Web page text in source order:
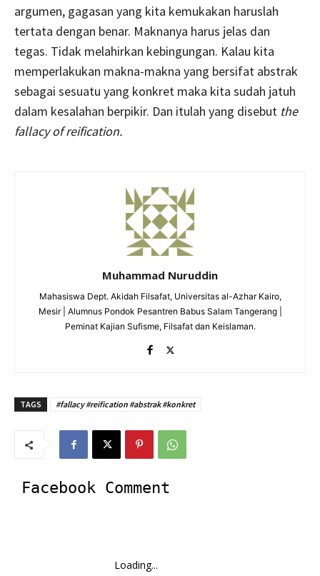
argumen, gagasan yang kita kemukakan haruslah
tertata dengan benar. Maknanya harus jelas dan
tegas. Tidak melahirkan kebingungan. Kalau kita
memperlakukan makna-makna yang bersifat abstrak
sebagai sesuatu yang konkret maka kita sudah jatuh
dalam kesalahan berpikir. Dan itulah yang disebut the
fallacy of reification.
Muhammad Nuruddin
Mahasiswa Dept. Akidah Filsafat, Universitas al-Azhar Kairo,
Mesir | Alumnus Pondok Pesantren Babus Salam Tangerang |
Peminat Kajian Sufisme, Filsafat dan Keislaman.
TAGS #fallacy #reification #abstrak #konkret
Facebook Comment
Loading...